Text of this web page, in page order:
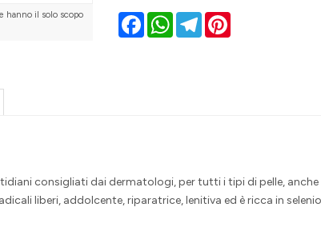
hanno il solo scopo
FacebookWhatsAppTelegram
consigliati dai dermatologi, per tutti i tipi di pelle, anche
liberi, addolcente, riparatrice, lenitiva ed è ricca in